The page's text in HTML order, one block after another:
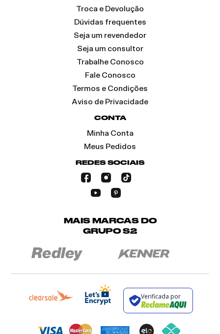
Troca e Devolução
Dúvidas frequentes
Seja um revendedor
Seja um consultor
Trabalhe Conosco
Fale Conosco
Termos e Condições
Aviso de Privacidade
CONTA
Minha Conta
Meus Pedidos
REDES SOCIAIS
MAIS MARCAS DO
GRUPO S2
Verificada por